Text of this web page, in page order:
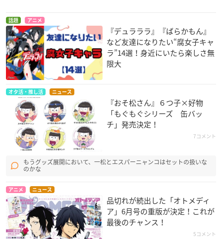
話題 アニメ
『デュラララ』『ばらかもん』
など友達になりたい“腐女子キャ
ラ”14選！身近にいたら楽しさ無
限大
オタ活・推し活 ニュース
『おそ松さん』６つ子×好物
「もぐもぐシリーズ 缶バッ
チ」発売決定！
7コメント
もうグッズ展開において、一松とエスパーニャンコはセットの扱いな
のかな
アニメ ニュース
品切れが続出した「オトメディ
ア」6月号の重版が決定！これが
最後のチャンス！
5コメント